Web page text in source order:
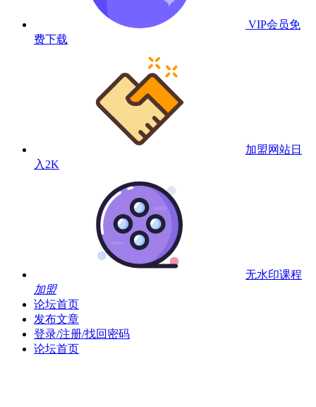
VIP会员免
费下载
加盟网站日
入2K
无水印课程
加盟
论坛首页
发布文章
登录/注册/找回密码
论坛首页